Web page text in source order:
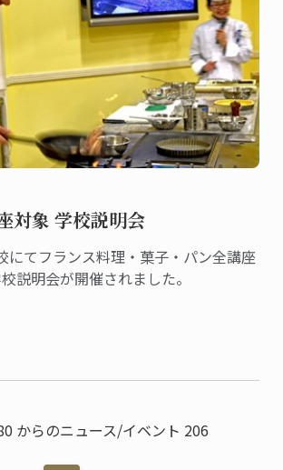
対象 学校説明会
にてフランス料理・菓子・パン全講座
説明会が開催されました。
からのニュース/イベント 206